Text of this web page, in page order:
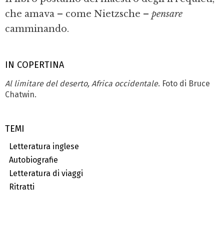
IN COPERTINA
Al limitare del deserto, Africa occidentale. Foto di Bruce
Chatwin.
TEMI
Letteratura inglese
Autobiografie
Letteratura di viaggi
Ritratti
che amava – come Nietzsche – pensare
camminando.